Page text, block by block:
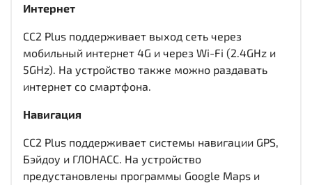
Интернет
CC2 Plus поддерживает выход сеть через
мобильный интернет 4G и через Wi-Fi (2.4GHz и
5GHz). На устройство также можно раздавать
интернет со смартфона.
Навигация
CC2 Plus поддерживает системы навигации GPS,
Бэйдоу и ГЛОНАСС. На устройство
предустановлены программы Google Maps и